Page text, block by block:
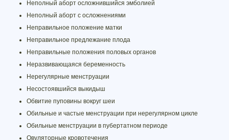
Неполный аборт осложнившийся эмболией
Неполный аборт с осложнениями
Неправильное положение матки
Неправильное предлежание плода
Неправильные положения половых органов
Неразвивающаяся беременность
Нерегулярные менструации
Несостоявшийся выкидыш
Обвитие пуповины вокруг шеи
Обильные и частые менструации при нерегулярном цикле
Обильные менструации в пубертатном периоде
Овуляторные кровотечения